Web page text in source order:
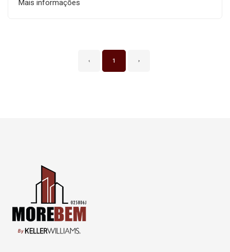
Mais informações
‹ 1 ›
Página inicial